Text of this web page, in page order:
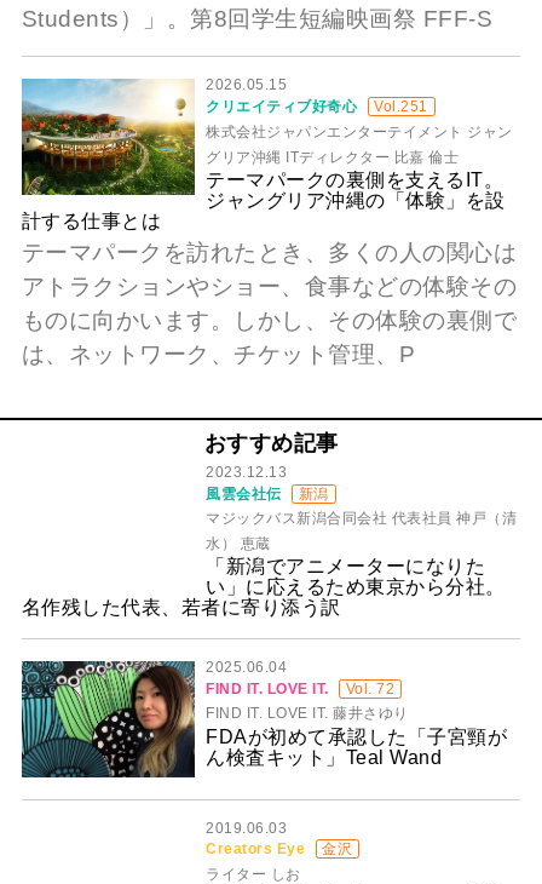
Students）」。第8回学生短編映画祭 FFF-S
2026.05.15
クリエイティブ好奇心
Vol.251
株式会社ジャパンエンターテイメント ジャン
グリア沖縄 ITディレクター 比嘉 倫士
テーマパークの裏側を支えるIT。
ジャングリア沖縄の「体験」を設
計する仕事とは
テーマパークを訪れたとき、多くの人の関心は
アトラクションやショー、食事などの体験その
ものに向かいます。しかし、その体験の裏側で
は、ネットワーク、チケット管理、P
おすすめ記事
2023.12.13
風雲会社伝
新潟
マジックバス新潟合同会社 代表社員 神戸（清
水） 恵蔵
「新潟でアニメーターになりた
い」に応えるため東京から分社。
名作残した代表、若者に寄り添う訳
2025.06.04
FIND IT. LOVE IT.
Vol. 72
FIND IT. LOVE IT. 藤井さゆり
FDAが初めて承認した「子宮頸が
ん検査キット」Teal Wand
2019.06.03
Creators Eye
金沢
ライター しお